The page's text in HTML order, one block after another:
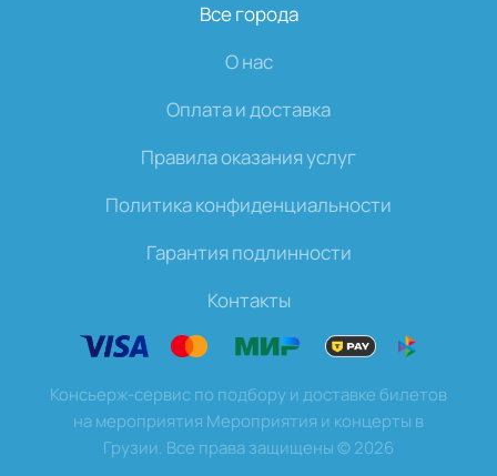
Все города
О нас
Оплата и доставка
Правила оказания услуг
Политика конфиденциальности
Гарантия подлинности
Контакты
Консьерж-сервис по подбору и доставке билетов
на мероприятия Мероприятия и концерты в
Грузии. Все права защищены©2026